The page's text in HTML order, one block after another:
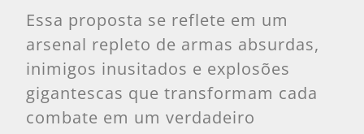
Essa proposta se reflete em um
arsenal repleto de armas absurdas,
inimigos inusitados e explosões
gigantescas que transformam cada
combate em um verdadeiro